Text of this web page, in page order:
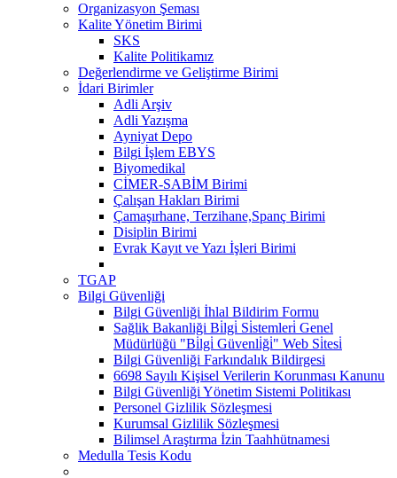
Organizasyon Şeması
Kalite Yönetim Birimi
SKS
Kalite Politikamız
Değerlendirme ve Geliştirme Birimi
İdari Birimler
Adli Arşiv
Adli Yazışma
Ayniyat Depo
Bilgi İşlem EBYS
Biyomedikal
CİMER-SABİM Birimi
Çalışan Hakları Birimi
Çamaşırhane, Terzihane,Spanç Birimi
Disiplin Birimi
Evrak Kayıt ve Yazı İşleri Birimi
TGAP
Bilgi Güvenliği
Bilgi Güvenliği İhlal Bildirim Formu
Sağlik Bakanliği Bi̇lgi̇ Si̇stemleri̇ Genel
Müdürlüğü "Bi̇lgi̇ Güvenli̇ği̇" Web Si̇tesi̇
Bilgi Güvenliği Farkındalık Bildirgesi
6698 Sayılı Kişisel Verilerin Korunması Kanunu
Bilgi Güvenliği Yönetim Sistemi Politikası
Personel Gizlilik Sözleşmesi
Kurumsal Gizlilik Sözleşmesi
Bilimsel Araştırma İzin Taahhütnamesi
Medulla Tesis Kodu